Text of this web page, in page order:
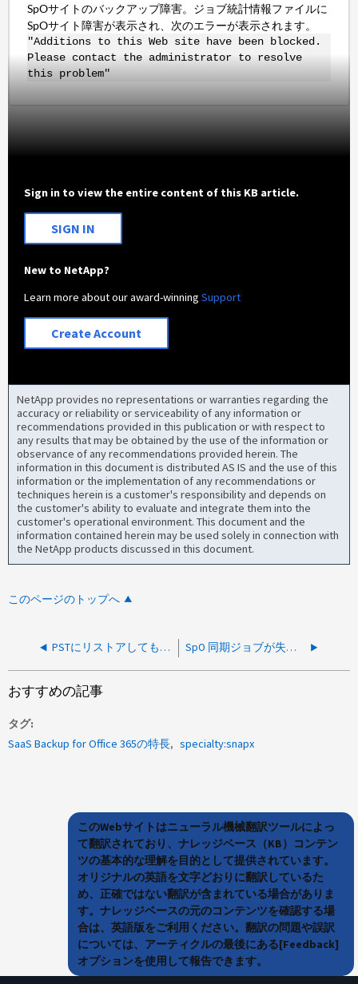
SpOサイトのバックアップ障害。ジョブ統計情報ファイルに
SpOサイト障害が表示され、次のエラーが表示されます。
"Additions to this Web site have been blocked.
Please contact the administrator to resolve
this problem"
Sign in to view the entire content of this KB article.
SIGN IN
New to NetApp?
Learn more about our award-winningSupport
Create Account
NetApp provides no representations or warranties regarding the
accuracy or reliability or serviceability of any information or
recommendations provided in this publication or with respect to
any results that may be obtained by the use of the information or
observance of any recommendations provided herein. The
information in this document is distributed AS IS and the use of this
information or the implementation of any recommendations or
techniques herein is a customer's responsibility and depends on
the customer's ability to evaluate and integrate them into the
customer's operational environment. This document and the
information contained herein may be used solely in connection with
the NetApp products discussed in this document.
このページのトップへ
PSTにリストアしてもジョブが作成されない SpO 同期ジョブが失敗し、「操作を完了できませんでした」というエラーが表示されます。詳細については、ネットアップサポートにお問い合わせください
おすすめの記事
タグ
SaaS Backup for Office 365の特長
specialty:snapx
このWebサイトはニューラル機械翻訳ツールによっ
て翻訳されており、ナレッジベース（KB）コンテン
ツの基本的な理解を目的として提供されています。
オリジナルの英語を文字どおりに翻訳しているた
め、正確ではない翻訳が含まれている場合がありま
す。ナレッジベースの元のコンテンツを確認する場
合は、英語版をご利用ください。翻訳の問題や誤訳
については、アーティクルの最後にある[Feedback]
オプションを使用して報告できます。